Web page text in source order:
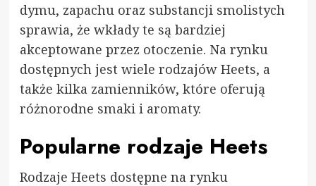
dymu, zapachu oraz substancji smolistych
sprawia, że wkłady te są bardziej
akceptowane przez otoczenie. Na rynku
dostępnych jest wiele rodzajów Heets, a
także kilka zamienników, które oferują
różnorodne smaki i aromaty.
Popularne rodzaje Heets
Rodzaje Heets dostępne na rynku